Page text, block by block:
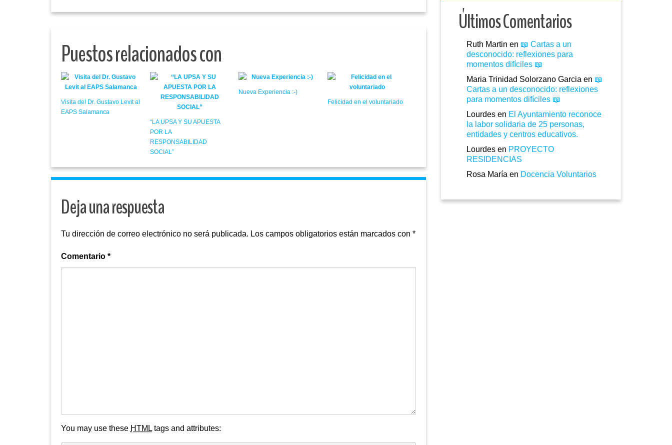
Puestos relacionados con
Visita del Dr. Gustavo Levit al
EAPS Salamanca
“LA UPSA Y SU APUESTA
POR LA
RESPONSABILIDAD
SOCIAL”
Nueva Experiencia :-)
Felicidad en el voluntariado
Deja una respuesta
Tu dirección de correo electrónico no será publicada. Los campos obligatorios están marcados con *
Comentario *
You may use these HTML tags and attributes:
Últimos Comentarios
Ruth Martin en 📖 Cartas a un
desconocido: reflexiones para
momentos difíciles 📖
Maria Trinidad Solorzano Garcia en 📖
Cartas a un desconocido: reflexiones
para momentos difíciles 📖
Lourdes en El Ayuntamiento reconoce
la labor solidaria de 25 personas,
entidades y centros educativos.
Lourdes en PROYECTO
RESIDENCIAS
Rosa María en Docencia Voluntarios